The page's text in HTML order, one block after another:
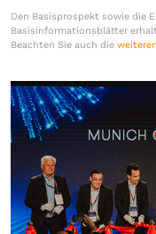
Den Basisprospekt sowie die
Basisinformationsblätter
Beachten Sie auch die